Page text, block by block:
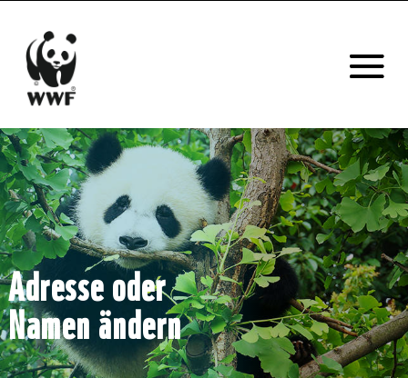
Adresse oder
Namen ändern